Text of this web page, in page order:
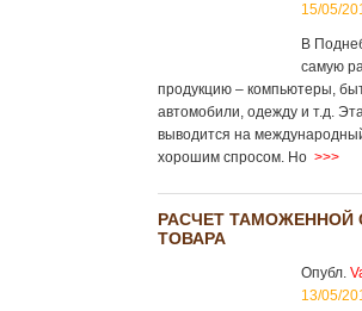
15/05/
В
самую
продукцию – компьютеры,
автомобили, одежду и т.д.
выводится на
хорошим спросом. Но >>>
РАСЧЕТ ТАМОЖЕННОЙ
ТОВАРА
Опубл.
13/05/